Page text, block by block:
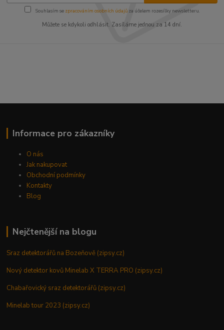
Souhlasím se zpracováním osobních údajůza účelem rozesílky newsletteru.
Můžete se kdykoli odhlásit. Zasíláme jednou za 14 dní.
Informace pro zákazníky
O nás
Jak nakupovat
Obchodní podmínky
Kontakty
Blog
Nejčtenější na blogu
Sraz detektorářů na Bozeňově (zipsy.cz)
Nový detektor kovů Minelab X TERRA PRO (zipsy.cz)
Chabařovický sraz detektorářů (zipsy.cz)
Minelab tour 2023 (zipsy.cz)